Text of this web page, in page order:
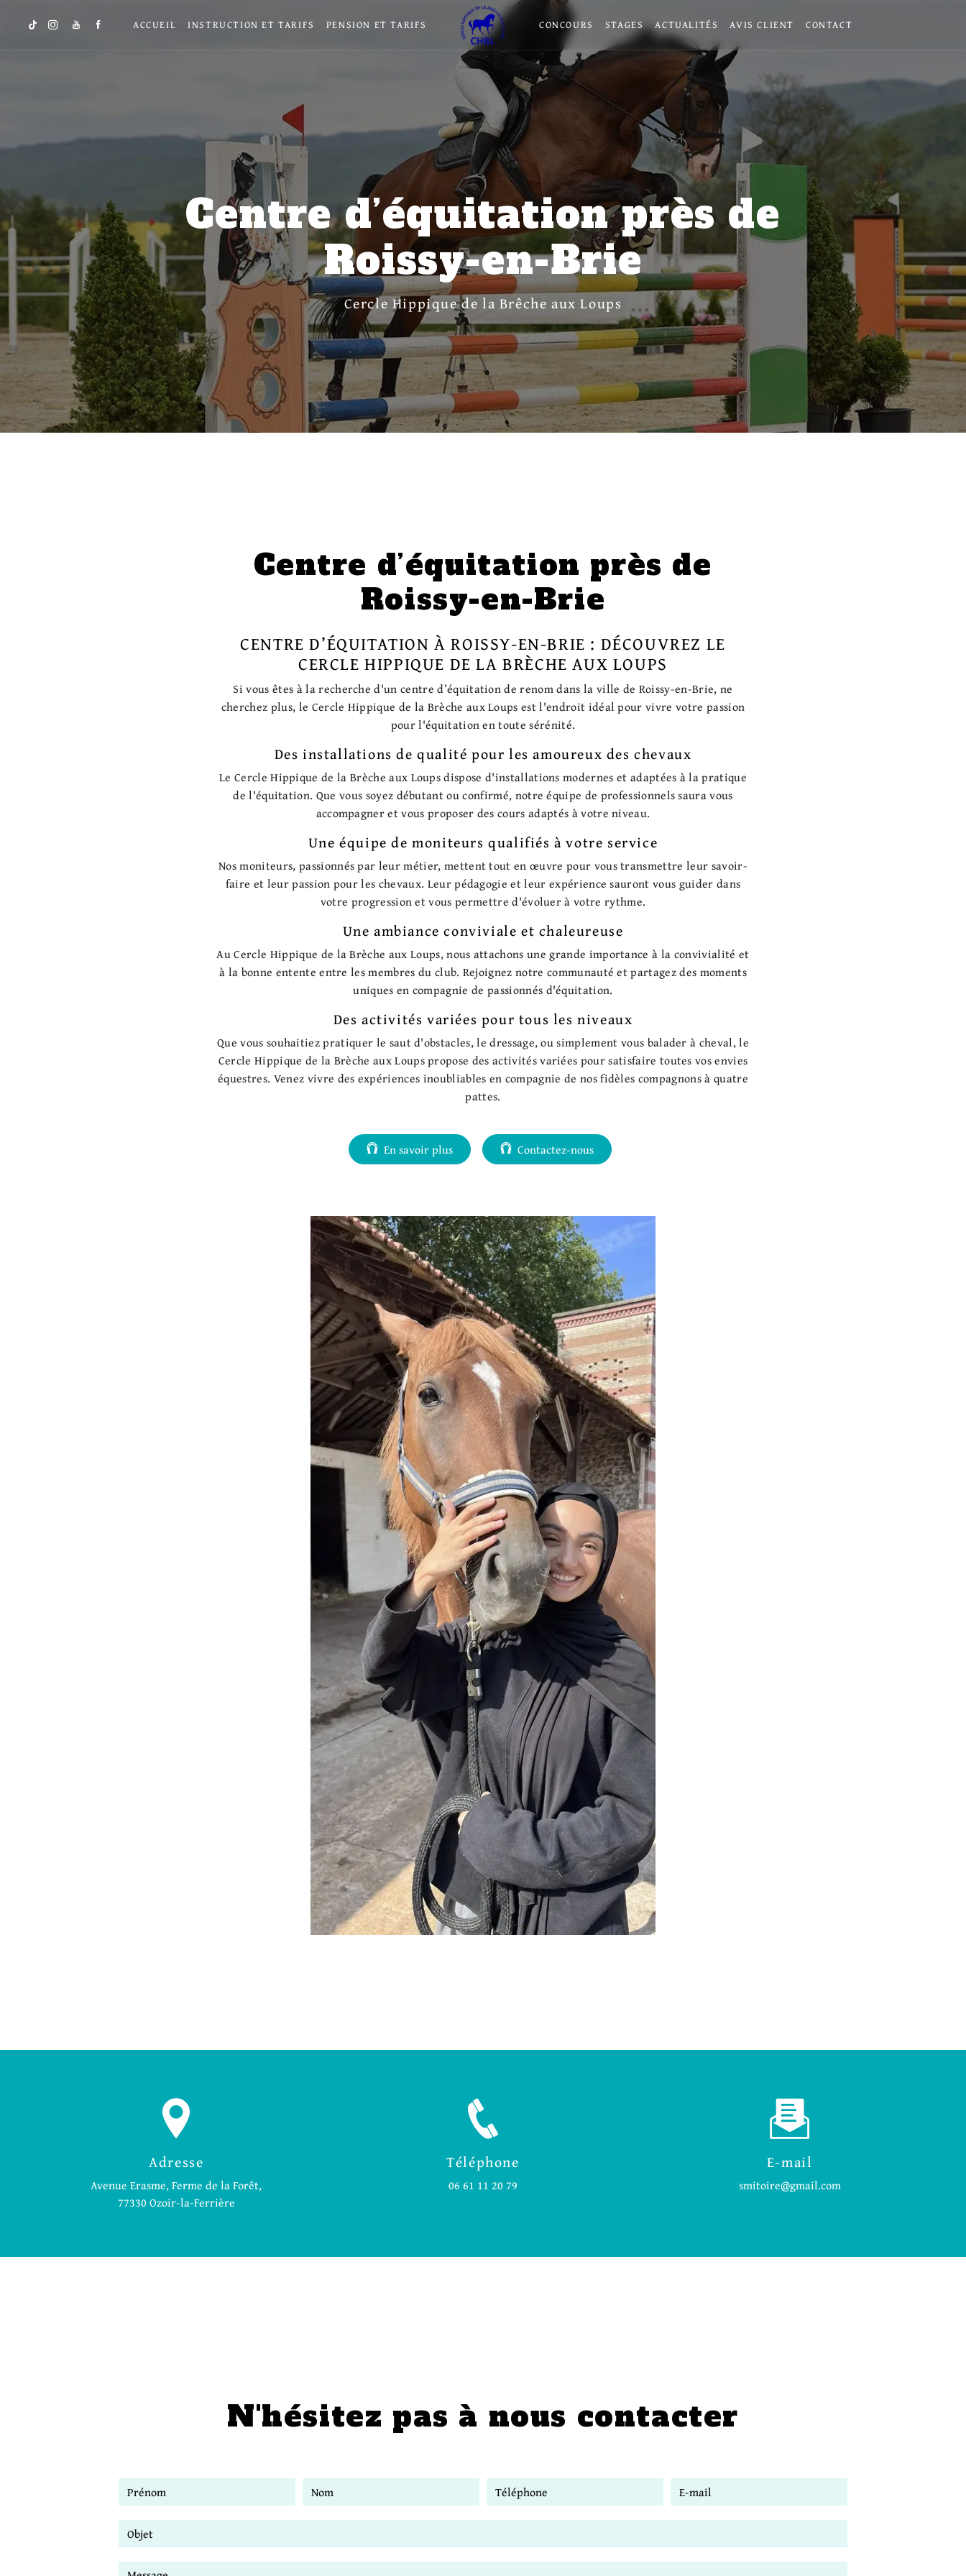
ACCUEIL INSTRUCTION ET TARIFS PENSION ET TARIFS CONCOURS STAGES ACTUALITÉS AVIS CLIENT CONTACT
Centre d’équitation près de
Roissy-en-Brie
Cercle Hippique de la Brêche aux Loups
Centre d’équitation près de
Roissy-en-Brie
CENTRE D’ÉQUITATION À ROISSY-EN-BRIE : DÉCOUVREZ LE
CERCLE HIPPIQUE DE LA BRÈCHE AUX LOUPS
Si vous êtes à la recherche d'un centre d’équitation de renom dans la ville de Roissy-en-Brie, ne
cherchez plus, le Cercle Hippique de la Brèche aux Loups est l'endroit idéal pour vivre votre passion
pour l'équitation en toute sérénité.
Des installations de qualité pour les amoureux des chevaux
Le Cercle Hippique de la Brèche aux Loups dispose d'installations modernes et adaptées à la pratique
de l'équitation. Que vous soyez débutant ou confirmé, notre équipe de professionnels saura vous
accompagner et vous proposer des cours adaptés à votre niveau.
Une équipe de moniteurs qualifiés à votre service
Nos moniteurs, passionnés par leur métier, mettent tout en œuvre pour vous transmettre leur savoir-
faire et leur passion pour les chevaux. Leur pédagogie et leur expérience sauront vous guider dans
votre progression et vous permettre d'évoluer à votre rythme.
Une ambiance conviviale et chaleureuse
Au Cercle Hippique de la Brèche aux Loups, nous attachons une grande importance à la convivialité et
à la bonne entente entre les membres du club. Rejoignez notre communauté et partagez des moments
uniques en compagnie de passionnés d'équitation.
Des activités variées pour tous les niveaux
Que vous souhaitiez pratiquer le saut d'obstacles, le dressage, ou simplement vous balader à cheval, le
Cercle Hippique de la Brèche aux Loups propose des activités variées pour satisfaire toutes vos envies
équestres. Venez vivre des expériences inoubliables en compagnie de nos fidèles compagnons à quatre
pattes.
En savoir plus Contactez-nous
Adresse
Avenue Erasme, Ferme de la Forêt,
77330 Ozoir-la-Ferrière
Téléphone
06 61 11 20 79
E-mail
smitoire@gmail.com
N'hésitez pas à nous contacter